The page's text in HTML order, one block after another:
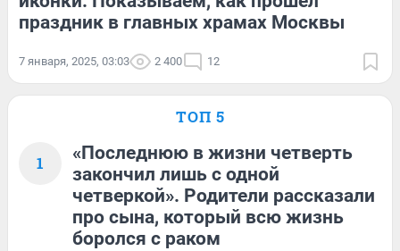
праздник в главных храмах Москвы
7 января, 2025, 03:03 2 400 12
ТОП 5
1
«Последнюю в жизни четверть
закончил лишь с одной
четверкой». Родители рассказали
про сына, который всю жизнь
боролся с раком